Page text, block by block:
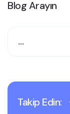
Blog Arayın
Takip Edin: